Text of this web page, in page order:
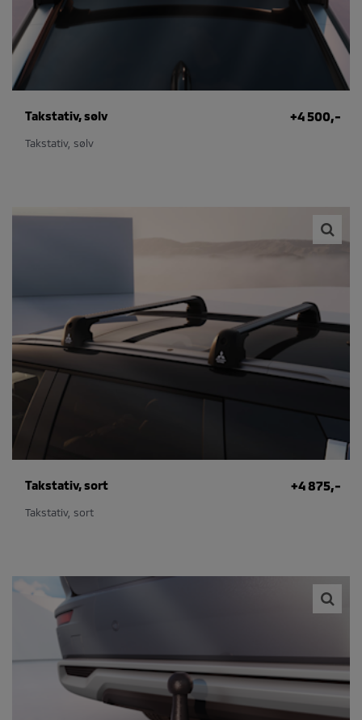
+4 500,-
Takstativ, sølv
Takstativ, sølv
+4 875,-
Takstativ, sort
Takstativ, sort